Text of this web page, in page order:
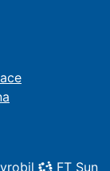
FT Sun